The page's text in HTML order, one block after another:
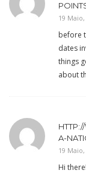
19
before
dates
things
about
A-
19
Hi